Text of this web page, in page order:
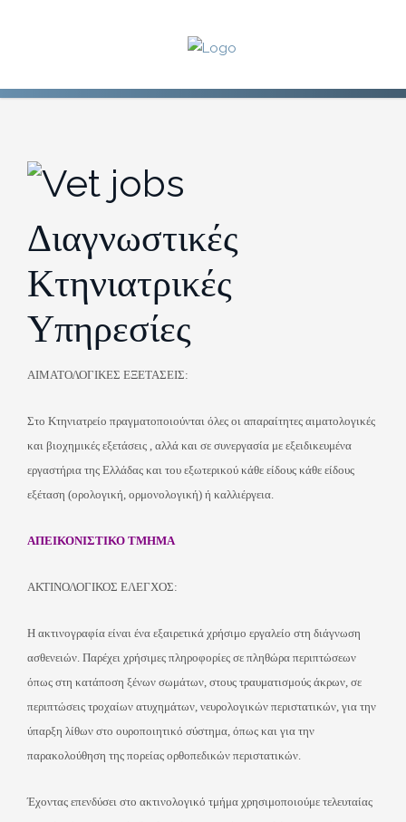
Διαγνωστικές
Κτηνιατρικές
Υπηρεσίες
ΑΙΜΑΤΟΛΟΓΙΚΕΣ ΕΞΕΤΑΣΕΙΣ:
Στο Κτηνιατρείο πραγματοποιούνται όλες οι απαραίτητες αιματολογικές
και βιοχημικές εξετάσεις , αλλά και σε συνεργασία με εξειδικευμένα
εργαστήρια της Ελλάδας και του εξωτερικού κάθε είδους κάθε είδους
εξέταση (ορολογική, ορμονολογική) ή καλλιέργεια.
ΑΠΕΙΚΟΝΙΣΤΙΚΟ ΤΜΗΜΑ
ΑΚΤΙΝΟΛΟΓΙΚΟΣ ΕΛΕΓΧΟΣ:
Η ακτινογραφία είναι ένα εξαιρετικά χρήσιμο εργαλείο στη διάγνωση
ασθενειών. Παρέχει χρήσιμες πληροφορίες σε πληθώρα περιπτώσεων
όπως στη κατάποση ξένων σωμάτων, στους τραυματισμούς άκρων, σε
περιπτώσεις τροχαίων ατυχημάτων, νευρολογικών περιστατικών, για την
ύπαρξη λίθων στο ουροποιητικό σύστημα, όπως και για την
παρακολούθηση της πορείας ορθοπεδικών περιστατικών.
Έχοντας επενδύσει στο ακτινολογικό τμήμα χρησιμοποιούμε τελευταίας